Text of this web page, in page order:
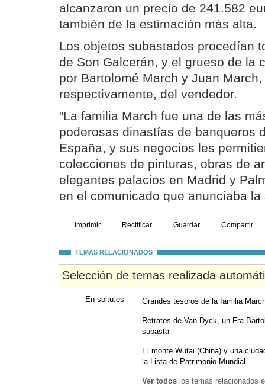
alcanzaron un precio de 241.582
también de la estimación más alta.
Los objetos subastados procedían
de Son Galcerán, y el grueso de la
por Bartolomé March y Juan
respectivamente, del vendedor.
"La familia March fue una de las
poderosas dinastías de banqueros
España, y sus negocios les
colecciones de pinturas, obras de
elegantes palacios en Madrid y
en el comunicado que anunciaba la
Imprimir Rectificar Guardar Compartir
TEMAS RELACIONADOS
Selección de temas realizada
En soitu.es Grandes tesoros de la familia
Retratos de Van Dyck, un Fra
subasta
El monte Wutai (China) y una
la Lista de Patrimonio Mundial
Ver todos los temas relacionados